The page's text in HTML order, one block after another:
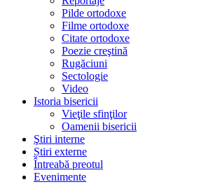
Pilde ortodoxe
Filme ortodoxe
Citate ortodoxe
Poezie creştină
Rugăciuni
Sectologie
Video
Istoria bisericii
Vieţile sfinţilor
Oamenii bisericii
Ştiri interne
Știri externe
Întreabă preotul
Evenimente